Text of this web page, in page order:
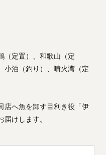
（定置）、和歌山（定
小泊（釣り）、噴火湾（定
店へ魚を卸す目利き役「伊
けします。